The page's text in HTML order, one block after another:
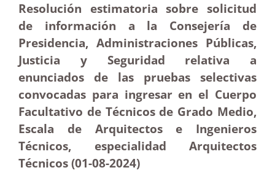
Resolución estimatoria sobre solicitud
de información a la Consejería de
Presidencia, Administraciones Públicas,
Justicia y Seguridad relativa a
enunciados de las pruebas selectivas
convocadas para ingresar en el Cuerpo
Facultativo de Técnicos de Grado Medio,
Escala de Arquitectos e Ingenieros
Técnicos, especialidad Arquitectos
Técnicos (01-08-2024)